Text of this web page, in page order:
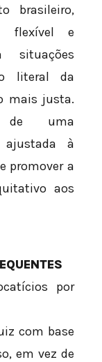
brasileiro,
flexível e
literal da
mais justa.
de uma
ajustada à
promover a
aos
por
com base
em vez de